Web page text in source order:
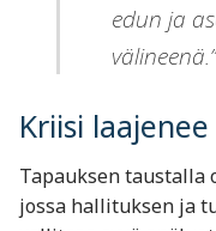
edun ja
välineenä.”
Kriisi laajenee
Tapauksen
jossa hallituksen ja